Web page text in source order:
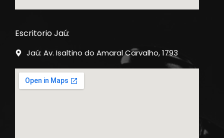
Escritorio Jaú:
Jaú: Av. Isaltino do Amaral Carvalho, 1793